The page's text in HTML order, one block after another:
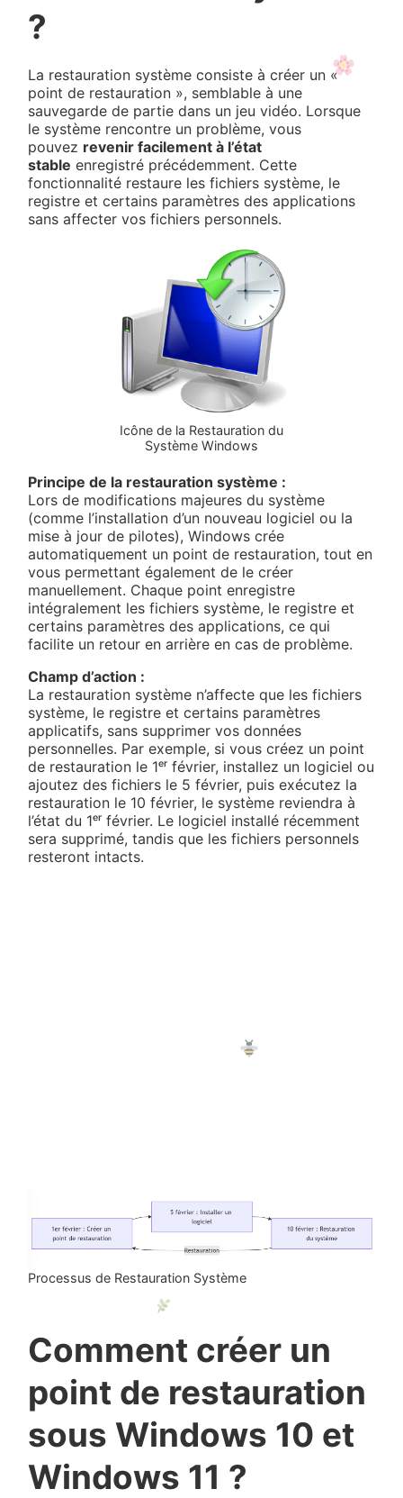
?
La restauration système consiste à créer un «
point de restauration », semblable à une
sauvegarde de partie dans un jeu vidéo. Lorsque
le système rencontre un problème, vous
pouvez revenir facilement à l’état
stable enregistré précédemment. Cette
fonctionnalité restaure les fichiers système, le
registre et certains paramètres des applications
sans affecter vos fichiers personnels.
Icône de la Restauration du
Système Windows
Principe de la restauration système :
Lors de modifications majeures du système
(comme l’installation d’un nouveau logiciel ou la
mise à jour de pilotes), Windows crée
automatiquement un point de restauration, tout en
vous permettant également de le créer
manuellement. Chaque point enregistre
intégralement les fichiers système, le registre et
certains paramètres des applications, ce qui
facilite un retour en arrière en cas de problème.
Champ d’action :
La restauration système n’affecte que les fichiers
système, le registre et certains paramètres
applicatifs, sans supprimer vos données
personnelles. Par exemple, si vous créez un point
de restauration le 1ᵉʳ février, installez un logiciel ou
ajoutez des fichiers le 5 février, puis exécutez la
restauration le 10 février, le système reviendra à
l’état du 1ᵉʳ février. Le logiciel installé récemment
sera supprimé, tandis que les fichiers personnels
resteront intacts.
Processus de Restauration Système
Comment créer un
point de restauration
sous Windows 10 et
Windows 11 ?